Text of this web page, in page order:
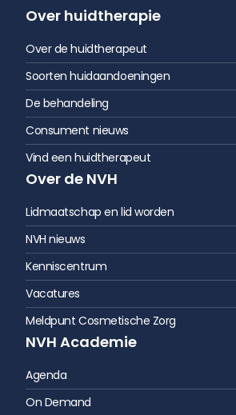
Over de huidtherapeut
Soorten huidaandoeningen
De behandeling
Consument nieuws
Vind een huidtherapeut
Over de NVH
Lidmaatschap en lid worden
NVH nieuws
Kenniscentrum
Vacatures
Meldpunt Cosmetische Zorg
NVH Academie
Agenda
On Demand
Veelgestelde vragen